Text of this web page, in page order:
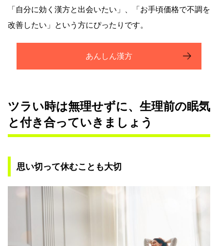
「自分に効く漢方と出会いたい」、「お手頃価格で不調を
改善したい」という方にぴったりです。
あんしん漢方
ツラい時は無理せずに、生理前の眠気
と付き合っていきましょう
思い切って休むことも大切